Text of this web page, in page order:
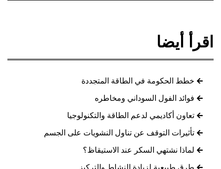
اقرأ أيضا
خطط الحكومة في الطاقة المتجددة
فوائد الفول السوداني ومخاطره
تعاون أكاديمي لدعم الطاقة والتكنولوجيا
تأثيرات التوقف عن تناول النشويات على الجسم
لماذا نشتهي السكر عند الاستيقاظ؟
طرق طبيعية لزيادة النشاط والتركيز